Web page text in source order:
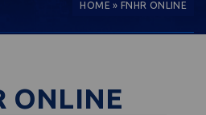
HOME »FNHR ONLINE
ONLINE